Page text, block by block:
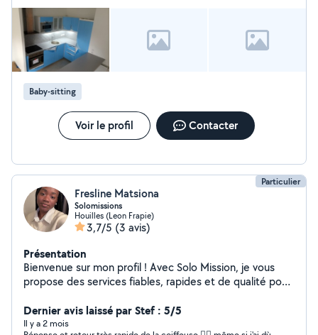
vivement Farid.
Baby-sitting
Voir le profil Contacter
Particulier
Fresline Matsiona
Solomissions
Houilles (Leon Frapie)
3,7/5 (3 avis)
Présentation
Bienvenue sur mon profil ! Avec Solo Mission, je vous
propose des services fiables, rapides et de qualité pour
Sérieuse, ponctuelle et à l'écoute, je m'engage à réaliser
chaque mission avec soin et professionnalisme.
Dernier avis laissé par Stef : 5/5
Il y a 2 mois